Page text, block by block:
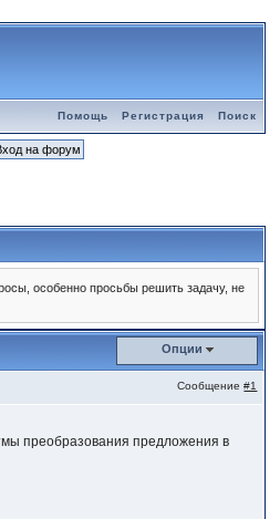
Помощь Регистрация Поиск
особенно просьбы решить задачу, не
Опции
Сообщение#1
преобразования предложения в